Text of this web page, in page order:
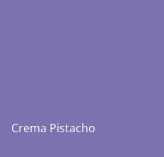
Crema Pistacho